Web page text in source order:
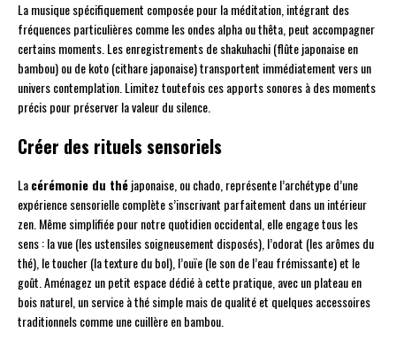
La musique spécifiquement composée pour la méditation, intégrant des
fréquences particulières comme les ondes alpha ou thêta, peut accompagner
certains moments. Les enregistrements de shakuhachi (flûte japonaise en
bambou) ou de koto (cithare japonaise) transportent immédiatement vers un
univers contemplation. Limitez toutefois ces apports sonores à des moments
précis pour préserver la valeur du silence.
Créer des rituels sensoriels
Lacérémonie du théjaponaise, ou chado, représente l’archétype d’une
expérience sensorielle complète s’inscrivant parfaitement dans un intérieur
zen. Même simplifiée pour notre quotidien occidental, elle engage tous les
sens : la vue (les ustensiles soigneusement disposés), l’odorat (les arômes du
thé), le toucher (la texture du bol), l’ouïe (le son de l’eau frémissante) et le
goût. Aménagez un petit espace dédié à cette pratique, avec un plateau en
bois naturel, un service à thé simple mais de qualité et quelques accessoires
traditionnels comme une cuillère en bambou.